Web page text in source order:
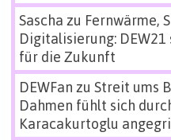
Sascha zu Fernwärme,
Digitalisierung:
für die Zukunft
DEWFan zu Streit ums
Dahmen fühlt sich
Karacakurtoglu